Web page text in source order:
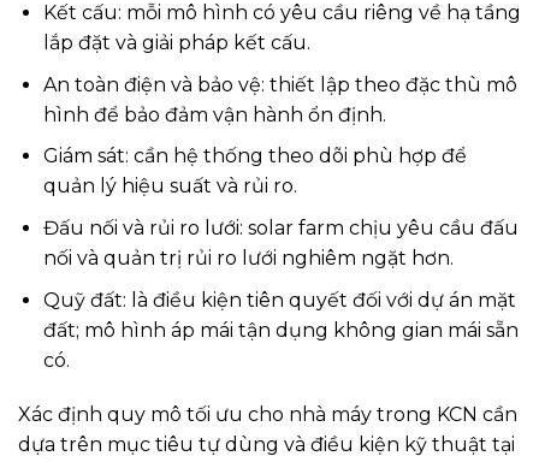
Kết cấu: mỗi mô hình có yêu cầu riêng về hạ tầng
lắp đặt và giải pháp kết cấu.
An toàn điện và bảo vệ: thiết lập theo đặc thù mô
hình để bảo đảm vận hành ổn định.
Giám sát: cần hệ thống theo dõi phù hợp để
quản lý hiệu suất và rủi ro.
Đấu nối và rủi ro lưới: solar farm chịu yêu cầu đấu
nối và quản trị rủi ro lưới nghiêm ngặt hơn.
Quỹ đất: là điều kiện tiên quyết đối với dự án mặt
đất; mô hình áp mái tận dụng không gian mái sẵn
có.
Xác định quy mô tối ưu cho nhà máy trong KCN cần
dựa trên mục tiêu tự dùng và điều kiện kỹ thuật tại